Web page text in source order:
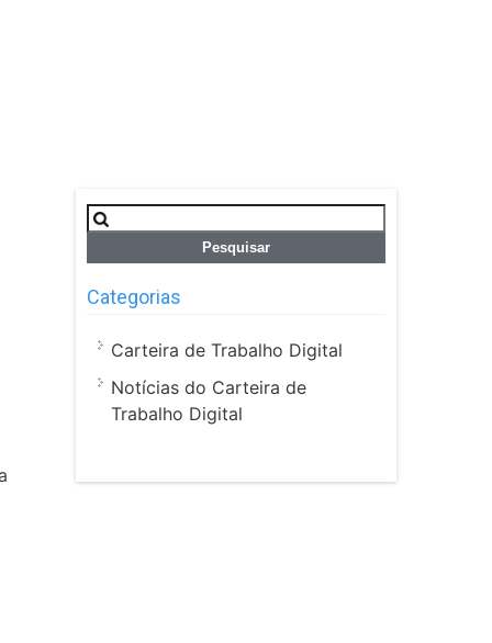
Pesquisar
por:
Categorias
Carteira de Trabalho Digital
Notícias do Carteira de
Trabalho Digital